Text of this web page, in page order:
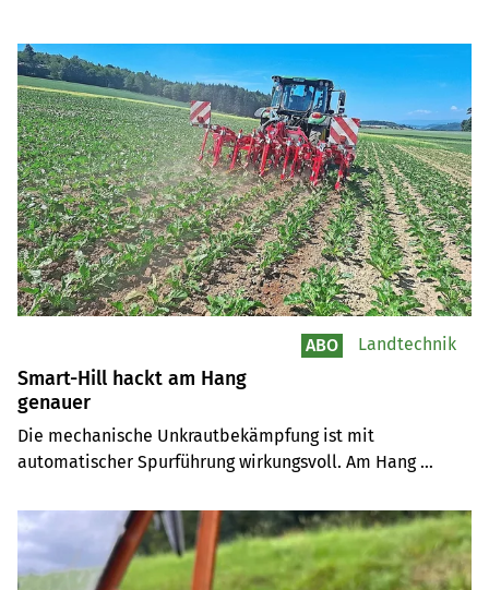
Artikel
Smart-Hill hackt am Hang
genauer
Die mechanische Unkrautbekämpfung ist mit
automatischer Spurführung wirkungsvoll. Am Hang
Mollet korrigiert das mit Smart-Hill von Einböck.
ABO Landtechnik